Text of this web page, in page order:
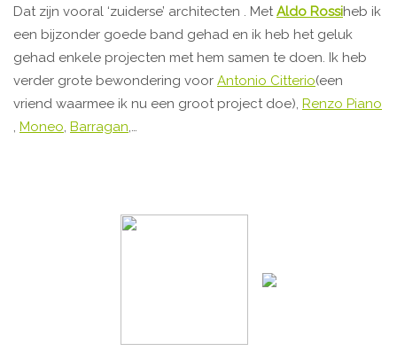
Dat zijn vooral ‘zuiderse’ architecten . MetAldo Rossiheb ik
een bijzonder goede band gehad en ik heb het geluk
gehad enkele projecten met hem samen te doen. Ik heb
verder grote bewondering voor Antonio Citterio(een
vriend waarmee ik nu een groot project doe), Renzo Piano
, Moneo, Barragan,…